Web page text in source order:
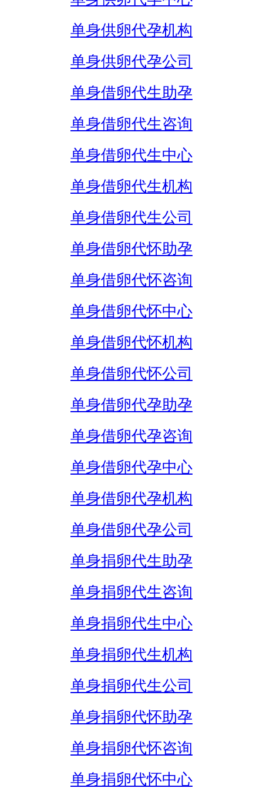
单身供卵代孕机构
单身供卵代孕公司
单身借卵代生助孕
单身借卵代生咨询
单身借卵代生中心
单身借卵代生机构
单身借卵代生公司
单身借卵代怀助孕
单身借卵代怀咨询
单身借卵代怀中心
单身借卵代怀机构
单身借卵代怀公司
单身借卵代孕助孕
单身借卵代孕咨询
单身借卵代孕中心
单身借卵代孕机构
单身借卵代孕公司
单身捐卵代生助孕
单身捐卵代生咨询
单身捐卵代生中心
单身捐卵代生机构
单身捐卵代生公司
单身捐卵代怀助孕
单身捐卵代怀咨询
单身捐卵代怀中心